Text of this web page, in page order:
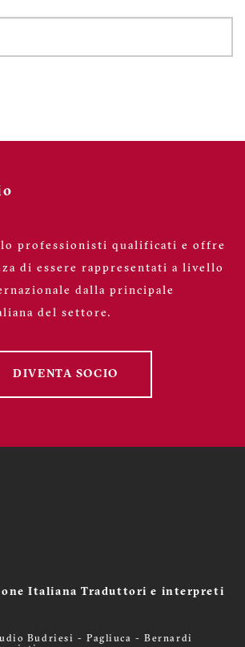
professionisti qualificati e offre
di essere rappresentati a livello
dalla principale
del settore.
DIVENTA SOCIO
Italiana Traduttori e interpreti
Budriesi - Pagliuca - Bernardi